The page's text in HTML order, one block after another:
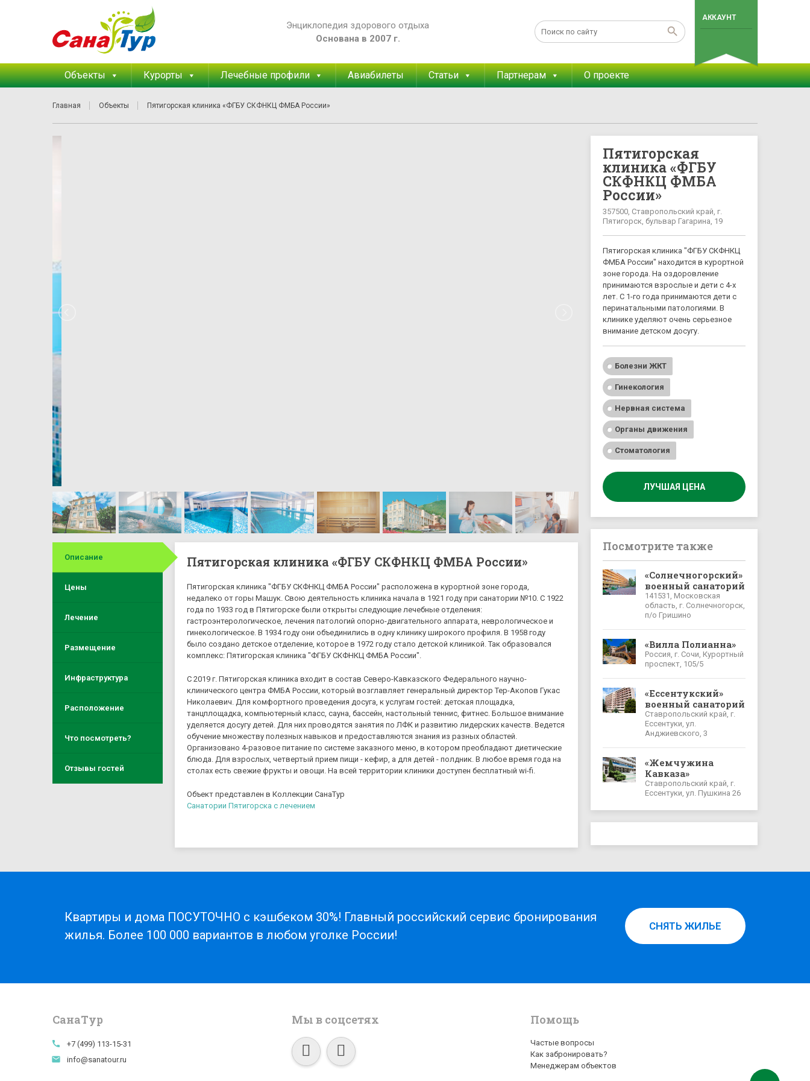
АККАУНТ
Энциклопедия здорового отдыха
Основана в 2007 г.
Объекты Курорты Лечебные профили Авиабилеты Статьи Партнерам О проекте
Главная Объекты Пятигорская клиника «ФГБУ СКФНКЦ ФМБА России»
Описание
Цены
Лечение
Размещение
Инфраструктура
Расположение
Что посмотреть?
Отзывы гостей
Пятигорская клиника «ФГБУ СКФНКЦ ФМБА России»
Пятигорская клиника "ФГБУ СКФНКЦ ФМБА России" расположена в курортной зоне города,
недалеко от горы Машук. Свою деятельность клиника начала в 1921 году при санатории №10. С 1922
года по 1933 год в Пятигорске были открыты следующие лечебные отделения:
гастроэнтерологическое, лечения патологий опорно-двигательного аппарата, неврологическое и
гинекологическое. В 1934 году они объединились в одну клинику широкого профиля. В 1958 году
было создано детское отделение, которое в 1972 году стало детской клиникой. Так образовался
комплекс: Пятигорская клиника "ФГБУ СКФНКЦ ФМБА России".
С 2019 г. Пятигорская клиника входит в состав Северо-Кавказского Федерального научно-
клинического центра ФМБА России, который возглавляет генеральный директор Тер-Акопов Гукас
Николаевич. Для комфортного проведения досуга, к услугам гостей: детская площадка,
танцплощадка, компьютерный класс, сауна, бассейн, настольный теннис, фитнес. Большое внимание
уделяется досугу детей. Для них проводятся занятия по ЛФК и развитию лидерских качеств. Ведется
обучение множеству полезных навыков и предоставляются знания из разных областей.
Организовано 4-разовое питание по системе заказного меню, в котором преобладают диетические
блюда. Для взрослых, четвертый прием пищи - кефир, а для детей - полдник. В любое время года на
столах есть свежие фрукты и овощи. На всей территории клиники доступен бесплатный wi-fi.
Объект представлен в Коллекции СанаТур
Санатории Пятигорска с лечением
Пятигорская
клиника «ФГБУ
СКФНКЦ ФМБА
России»
357500, Ставропольский край, г.
Пятигорск, бульвар Гагарина, 19
Пятигорская клиника "ФГБУ СКФНКЦ
ФМБА России" находится в курортной
зоне города. На оздоровление
принимаются взрослые и дети с 4-х
лет. С 1-го года принимаются дети с
перинатальными патологиями. В
клинике уделяют очень серьезное
внимание детском досугу.
Болезни ЖКТ
Гинекология
Нервная система
Органы движения
Стоматология
ЛУЧШАЯ ЦЕНА
Посмотрите также
«Солнечногорский»
военный санаторий
141531, Московская
область, г. Солнечногорск,
п/о Гришино
«Вилла Полианна»
Россия, г. Сочи, Курортный
проспект, 105/5
«Ессентукский»
военный санаторий
Ставропольский край, г.
Ессентуки, ул.
Анджиевского, 3
«Жемчужина
Кавказа»
Ставропольский край, г.
Ессентуки, ул. Пушкина 26
Квартиры и дома ПОСУТОЧНО с кэшбеком 30%! Главный российский сервис бронирования
жилья. Более 100 000 вариантов в любом уголке России!
СНЯТЬ ЖИЛЬЕ
СанаTур
call +7 (499) 113-15-31
email info@sanatour.ru
Мы в соцсетях Помощь
Частые вопросы
Как забронировать?
Менеджерам объектов